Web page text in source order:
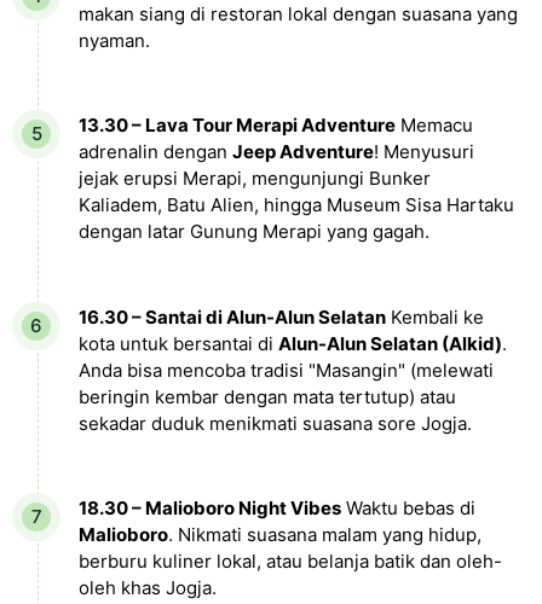
makan siang di restoran lokal dengan suasana yang
nyaman.
13.30 – Lava Tour Merapi Adventure Memacu
adrenalin dengan Jeep Adventure! Menyusuri
jejak erupsi Merapi, mengunjungi Bunker
Kaliadem, Batu Alien, hingga Museum Sisa Hartaku
dengan latar Gunung Merapi yang gagah.
16.30 – Santai di Alun-Alun Selatan Kembali ke
kota untuk bersantai di Alun-Alun Selatan (Alkid).
Anda bisa mencoba tradisi "Masangin" (melewati
beringin kembar dengan mata tertutup) atau
sekadar duduk menikmati suasana sore Jogja.
18.30 – Malioboro Night Vibes Waktu bebas di
Malioboro. Nikmati suasana malam yang hidup,
berburu kuliner lokal, atau belanja batik dan oleh-
oleh khas Jogja.